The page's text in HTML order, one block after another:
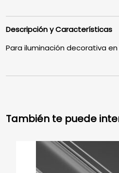
Descripción y Características
Para iluminación decorativa
También te puede